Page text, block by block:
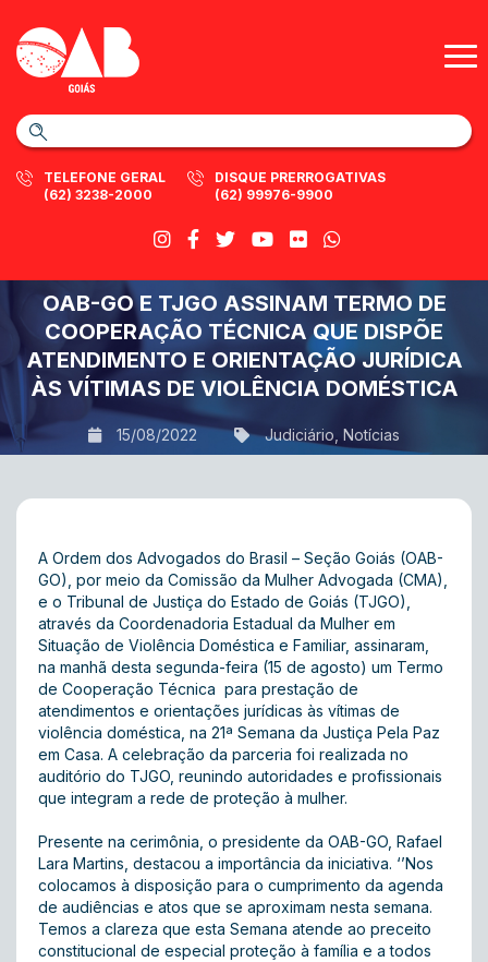
TELEFONE GERAL
(62) 3238-2000
DISQUE PRERROGATIVAS
(62) 99976-9900
OAB-GO E TJGO ASSINAM TERMO DE
COOPERAÇÃO TÉCNICA QUE DISPÕE
ATENDIMENTO E ORIENTAÇÃO JURÍDICA
ÀS VÍTIMAS DE VIOLÊNCIA DOMÉSTICA
15/08/2022 Judiciário Notícias
A Ordem dos Advogados do Brasil – Seção Goiás (OAB-
GO), por meio da Comissão da Mulher Advogada (CMA),
e o Tribunal de Justiça do Estado de Goiás (TJGO),
através da Coordenadoria Estadual da Mulher em
Situação de Violência Doméstica e Familiar, assinaram,
na manhã desta segunda-feira (15 de agosto) um Termo
de Cooperação Técnica para prestação de
atendimentos e orientações jurídicas às vítimas de
violência doméstica, na 21ª Semana da Justiça Pela Paz
em Casa. A celebração da parceria foi realizada no
auditório do TJGO, reunindo autoridades e profissionais
que integram a rede de proteção à mulher.
Presente na cerimônia, o presidente da OAB-GO, Rafael
Lara Martins, destacou a importância da iniciativa. ‘’Nos
colocamos à disposição para o cumprimento da agenda
de audiências e atos que se aproximam nesta semana.
Temos a clareza que esta Semana atende ao preceito
constitucional de especial proteção à família e a todos